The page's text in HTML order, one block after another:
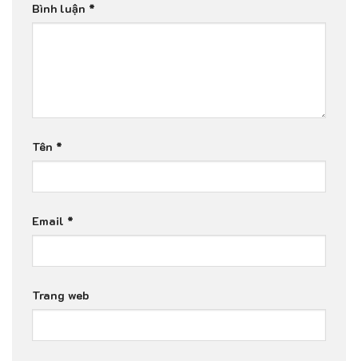
Bình luận *
Tên *
Email *
Trang web